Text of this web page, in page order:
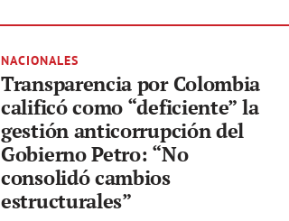
NACIONALES
Transparencia por Colombia
calificó como “deficiente” la
gestión anticorrupción del
Gobierno Petro: “No
consolidó cambios
estructurales”